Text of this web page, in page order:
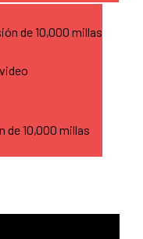
de 10,000 millas